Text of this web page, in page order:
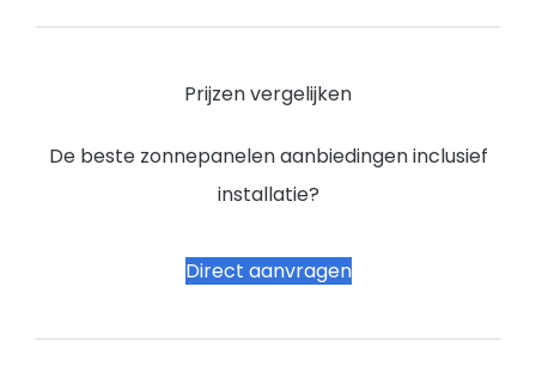
Prijzen vergelijken
De beste zonnepanelen aanbiedingen inclusief
installatie?
Direct aanvragen